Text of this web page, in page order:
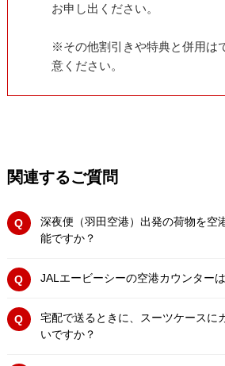
お申し出ください。
※その他割引きや特典と併用は
意ください。
関連するご質問
深夜便（羽田空港）出発の荷物を空
能ですか？
JALエービーシーの空港カウンター
宅配で送るときに、スーツケースに
いですか？